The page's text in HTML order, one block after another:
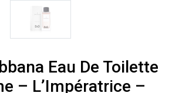
Eau De Toilette
– L’Impératrice –